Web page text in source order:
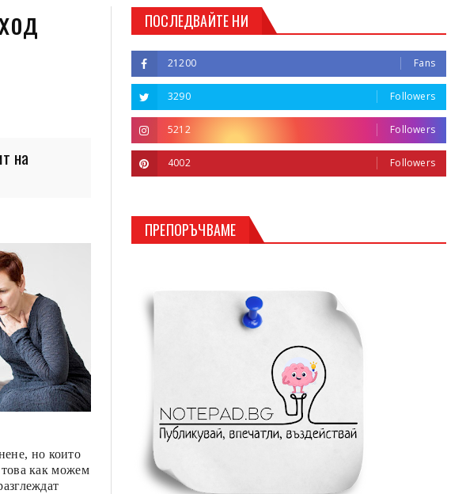
на
но които
това как можем
ПОСЛЕДВАЙТЕ НИ
21200 Fans
3290 Followers
5212 Followers
4002 Followers
ПРЕПОРЪЧВАМЕ